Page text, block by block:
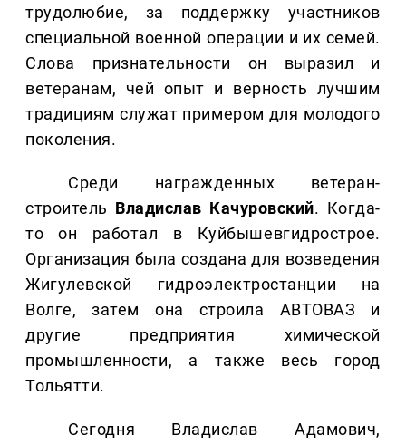
трудолюбие, за поддержку участников
специальной военной операции и их семей.
Слова признательности он выразил и
ветеранам, чей опыт и верность лучшим
традициям служат примером для молодого
поколения.
Среди награжденных ветеран-
строитель Владислав Качуровский. Когда-
то он работал в Куйбышевгидрострое.
Организация была создана для возведения
Жигулевской гидроэлектростанции на
Волге, затем она строила АВТОВАЗ и
другие предприятия химической
промышленности, а также весь город
Тольятти.
Сегодня Владислав Адамович,